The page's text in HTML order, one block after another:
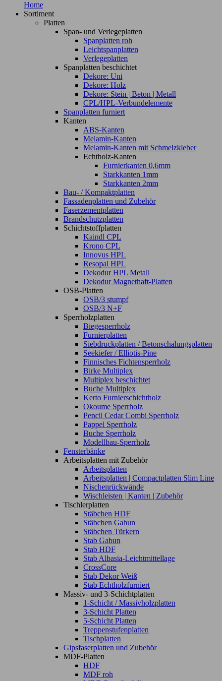
Home
Sortiment
Platten
Span- und Verlegeplatten
Spanplatten roh
Leichtspanplatten
Verlegeplatten
Spanplatten beschichtet
Dekore: Uni
Dekore: Holz
Dekore: Stein | Beton | Metall
CPL/HPL-Verbundelemente
Spanplatten furniert
Kanten
ABS-Kanten
Melamin-Kanten
Melamin-Kanten mit Schmelzkleber
Echtholz-Kanten
Furnierkanten 0,6mm
Starkkanten 1mm
Starkkanten 2mm
Bau- / Kompaktplatten
Fassadenplatten und Zubehör
Faserzementplatten
Brandschutzplatten
Schichtstoffplatten
Kaindl CPL
Krono CPL
Innovus HPL
Resopal HPL
Dekodur HPL Metall
Dekodur Magnethaft-Platten
OSB-Platten
OSB/3 stumpf
OSB/3 N+F
Sperrholzplatten
Biegesperrholz
Furnierplatten
Siebdruckplatten / Betonschalungsplatten
Seekiefer / Elliotis-Pine
Finnisches Fichtensperrholz
Birke Multiplex
Multiplex beschichtet
Buche Multiplex
Kerto Furnierschichtholz
Okoume Sperrholz
Pencil Cedar Combi Sperrholz
Pappel Sperrholz
Buche Sperrholz
Modellbau-Sperrholz
Fensterbänke
Arbeitsplatten mit Zubehör
Arbeitsplatten
Arbeitsplatten | Compactplatten Slim Line
Nischenrückwände
Wischleisten | Kanten | Zubehör
Tischlerplatten
Stäbchen HDF
Stäbchen Gabun
Stäbchen Türkern
Stab Gabun
Stab HDF
Stab Albasia-Leichtmittellage
CrossCore
Stab Dekor Weiß
Stab Echtholzfurniert
Massiv- und 3-Schichtplatten
1-Schicht / Massivholzplatten
3-Schicht Platten
5-Schicht Platten
Treppenstufenplatten
Tischplatten
Gipsfaserplatten und Zubehör
MDF-Platten
HDF
MDF roh